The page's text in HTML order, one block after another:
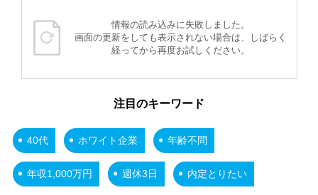
情報の読み込みに失敗しました。
画面の更新をしても表示されない場合は、しばらく
経ってから再度お試しください。
注目のキーワード
40代 ホワイト企業 年齢不問
年収1,000万円 週休3日 内定とりたい